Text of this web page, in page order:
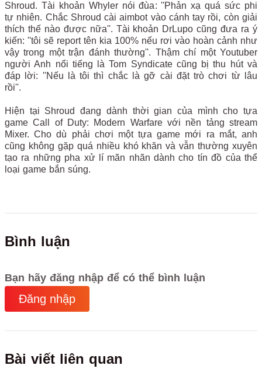
Shroud. Tài khoản Whyler nói đùa: ''Phản xạ quá sức phi
tự nhiên. Chắc Shroud cài aimbot vào cánh tay rồi, còn giải
thích thế nào được nữa''. Tài khoản DrLupo cũng đưa ra ý
kiến: ''tôi sẽ report tên kia 100% nếu rơi vào hoàn cảnh như
vậy trong một trận đánh thường''. Thậm chí một Youtuber
người Anh nổi tiếng là Tom Syndicate cũng bị thu hút và
đáp lời: ''Nếu là tôi thì chắc là gỡ cài đặt trò chơi từ lâu
rồi''.
Hiện tại Shroud đang dành thời gian của mình cho tựa
game Call of Duty: Modern Warfare với nền tảng stream
Mixer. Cho dù phải chơi một tựa game mới ra mắt, anh
cũng không gặp quá nhiều khó khăn và vẫn thường xuyên
tạo ra những pha xử lí mãn nhãn dành cho tín đồ của thể
loại game bắn súng.
Bình luận
Bạn hãy đăng nhập để có thể bình luận
Đăng nhập
Bài viết liên quan